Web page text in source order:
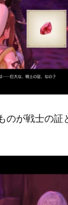
のが戦士の証